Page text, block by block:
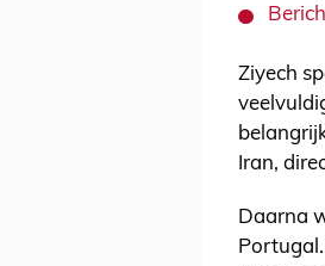
Ziyech
Iran,
Daarna